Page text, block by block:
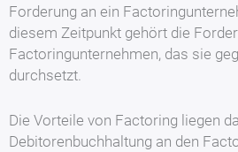
Forderung an ein
diesem Zeitpunkt gehört die
Factoringunternehmen, das sie
durchsetzt.
Die Vorteile von Factoring liegen
Debitorenbuchhaltung an den